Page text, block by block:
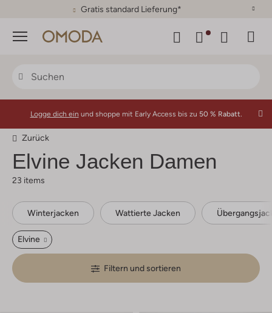
30 Tage Rückgaberecht
Menü
Logge dich ein und shoppe mit Early Access bis zu 50 % Rabatt.
Zurück
Elvine Jacken Damen
23 items
Winterjacken Wattierte Jacken
Elvine
Filtern und sortieren